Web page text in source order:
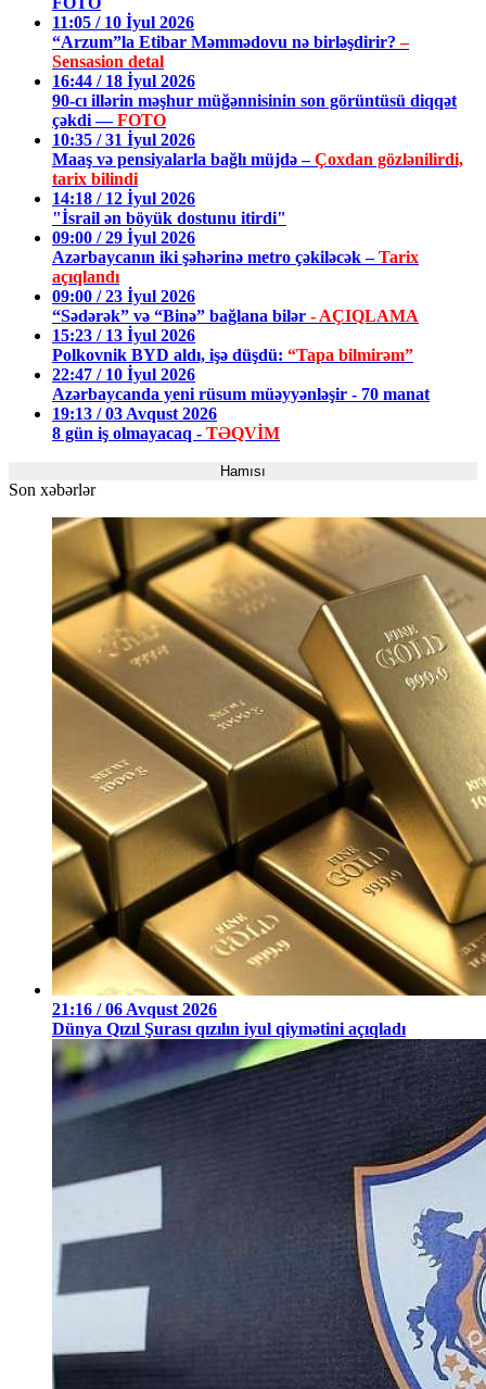
11:05 / 10 İyul 2026
“Arzum”la Etibar Məmmədovu nə birləşdirir?–
Sensasion detal
16:44 / 18 İyul 2026
90-cı illərin məşhur müğənnisinin son görüntüsü diqqət
çəkdi —FOTO
10:35 / 31 İyul 2026
Maaş və pensiyalarla bağlı müjdə –Çoxdan gözlənilirdi,
tarix bilindi
14:18 / 12 İyul 2026
"İsrail ən böyük dostunu itirdi"
09:00 / 29 İyul 2026
Azərbaycanın iki şəhərinə metro çəkiləcək –Tarix
açıqlandı
09:00 / 23 İyul 2026
“Sədərək” və “Binə” bağlana bilər - AÇIQLAMA
15:23 / 13 İyul 2026
Polkovnik BYD aldı, işə düşdü: “Tapa bilmirəm”
22:47 / 10 İyul 2026
Azərbaycanda yeni rüsum müəyyənləşir - 70 manat
19:13 / 03 Avqust 2026
8 gün iş olmayacaq - TƏQVİM
Hamısı
Son xəbərlər
21:16 / 06 Avqust 2026
Dünya Qızıl Şurası qızılın iyul qiymətini açıqladı